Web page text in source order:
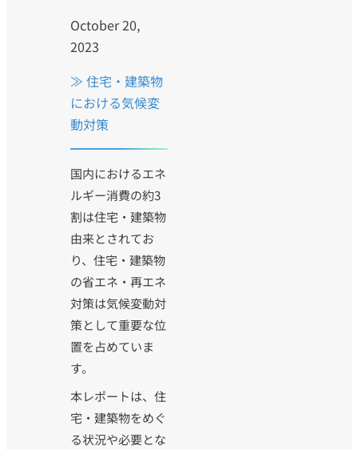
October 20,
2023
≫ 住宅・建築物
における気候変
動対策
国内におけるエネ
ルギー消費の約3
割は住宅・建築物
由来とされてお
り、住宅・建築物
の省エネ・再エネ
対策は気候変動対
策として重要な位
置を占めていま
す。
本レポートは、住
宅・建築物をめぐ
る状況や必要とな